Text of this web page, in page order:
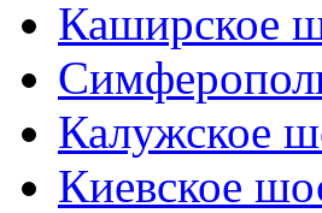
Каширское
Калужское
Киевское